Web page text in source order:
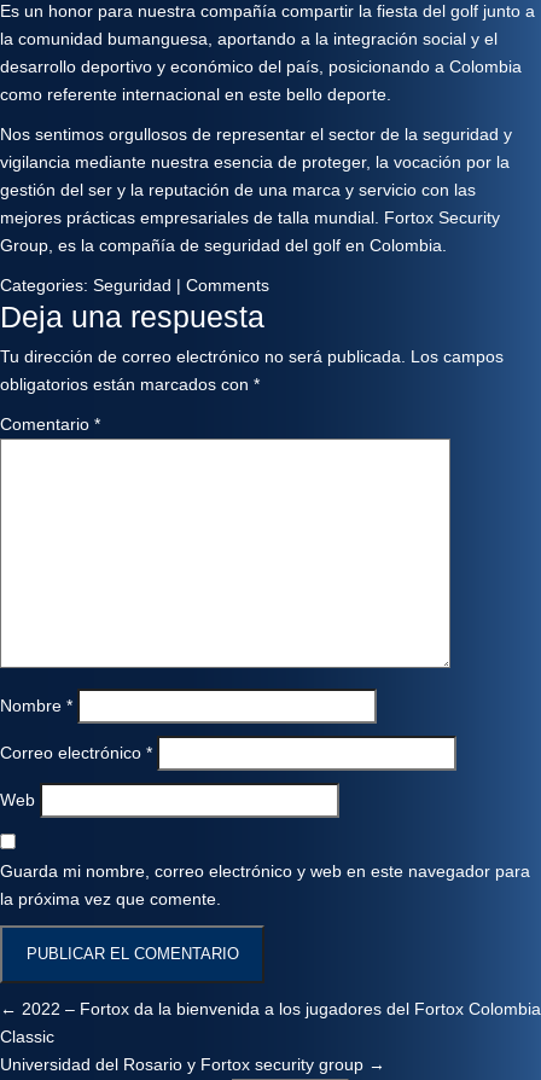
Es un honor para nuestra compañía compartir la fiesta del golf junto a
la comunidad bumanguesa, aportando a la integración social y el
desarrollo deportivo y económico del país, posicionando a Colombia
como referente internacional en este bello deporte.
Nos sentimos orgullosos de representar el sector de la seguridad y
vigilancia mediante nuestra esencia de proteger, la vocación por la
gestión del ser y la reputación de una marca y servicio con las
mejores prácticas empresariales de talla mundial. Fortox Security
Group, es la compañía de seguridad del golf en Colombia.
Categories: Seguridad | Comments
Deja una respuesta
Tu dirección de correo electrónico no será publicada.
Los campos
obligatorios están marcados con *
Comentario *
Nombre *
Correo electrónico *
Web
Guarda mi nombre, correo electrónico y web en este navegador para
la próxima vez que comente.
← 2022 – Fortox da la bienvenida a los jugadores del Fortox Colombia
Classic
Universidad del Rosario y Fortox security group →